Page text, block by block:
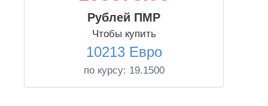
Рублей ПМР
Чтобы купить
10213 Евро
по курсу: 19.1500